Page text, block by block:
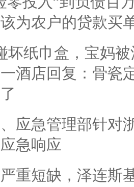
为农户的贷款买
坏纸巾盒，宝妈
酒店回复：骨瓷
应急管理部针对
急响应
重短缺，泽连斯